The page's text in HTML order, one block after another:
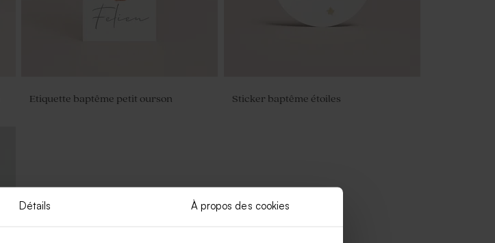
Détails À propos des cookies
Etiquette baptême petit ourson Sticker baptême étoiles